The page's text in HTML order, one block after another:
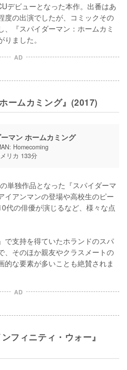
デビューとなった本作。出番はあ
度の出演でしたが、コミックその
、『スパイダーマン：ホームカミ
ました。
AD
ームカミング』(2017)
マン ホームカミング
Homecoming
リカ 133分
単独作品となった『スパイダーマ
イアンマンの登場や高校生のピー
代の俳優が演じるなど、様々な点
で支持を得ていたホランドのスパ
、そのほか親友やクラスメートの
的な要素が多いことも絶賛されま
AD
フィニティ・ウォー』